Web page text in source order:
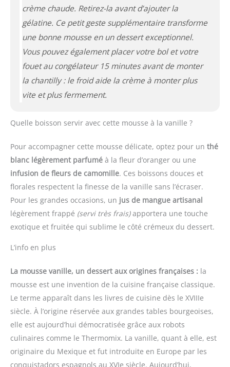
crème chaude. Retirez-la avant d’ajouter la
gélatine. Ce petit geste supplémentaire transforme
une bonne mousse en un dessertexceptionnel.
Vous pouvez également placer votre bol et votre
fouet au congélateur 15 minutes avant de monter
la chantilly : le froid aide la crème à monter plus
vite et plus fermement.
Quelle boisson servir avec cette mousse à la vanille ?
Pour accompagner cette mousse délicate, optez pour un thé
blanc légèrement parfumé à la fleur d’oranger ou une
infusion de fleurs de camomille. Ces boissons douces et
florales respectent la finesse de la vanille sans l’écraser.
Pour les grandes occasions, un jus de mangue artisanal
légèrement frappé (servi très frais)apportera une touche
exotique et fruitée qui sublime le côté crémeux du dessert.
L’info en plus
La mousse vanille, un dessert aux origines françaises : la
mousse est une invention de la cuisine française classique.
Le terme apparaît dans les livres de cuisine dès le XVIIIe
siècle. À l’origine réservée aux grandes tables bourgeoises,
elle est aujourd’hui démocratisée grâce aux robots
culinaires comme le Thermomix. La vanille, quant à elle, est
originaire du Mexique et fut introduite en Europe par les
conquistadors espagnols au XVIe siècle. Aujourd’hui,